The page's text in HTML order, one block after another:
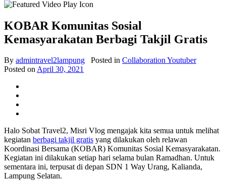
KOBAR Komunitas Sosial
Kemasyarakatan Berbagi Takjil Gratis
By admintravel2lampung Posted in Collaboration Youtuber
Posted onApril 30, 2021
Halo Sobat Travel2, Misri Vlog mengajak kita semua untuk melihat
kegiatan berbagi takjil gratis yang dilakukan oleh relawan
Koordinasi Bersama (KOBAR) Komunitas Sosial Kemasyarakatan.
Kegiatan ini dilakukan setiap hari selama bulan Ramadhan. Untuk
sementara ini, terpusat di depan SDN 1 Way Urang, Kalianda,
Lampung Selatan.